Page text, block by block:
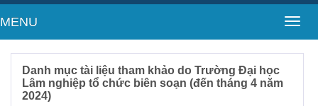
MENU
Danh mục tài liệu tham khảo do Trường Đại học
Lâm nghiệp tổ chức biên soạn (đến tháng 4 năm
2024)